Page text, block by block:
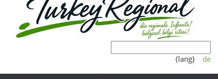
{lang} de